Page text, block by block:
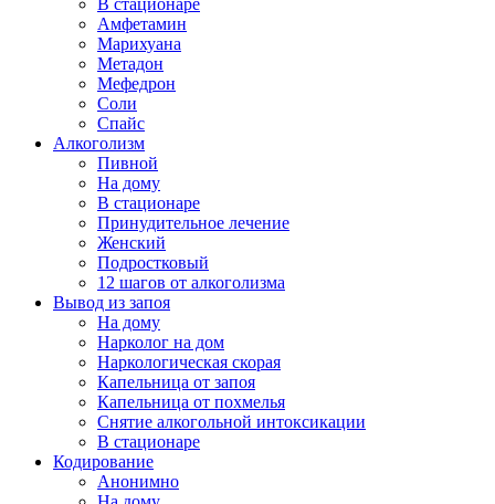
В стационаре
Амфетамин
Марихуана
Метадон
Мефедрон
Соли
Спайс
Алкоголизм
Пивной
На дому
В стационаре
Принудительное лечение
Женский
Подростковый
12 шагов от алкоголизма
Вывод из запоя
На дому
Нарколог на дом
Наркологическая скорая
Капельница от запоя
Капельница от похмелья
Снятие алкогольной интоксикации
В стационаре
Кодирование
Анонимно